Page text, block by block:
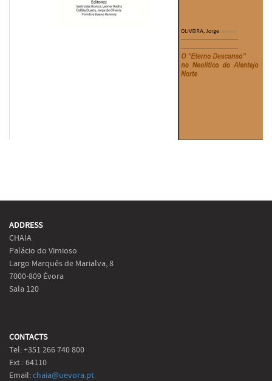
ADDRESS
CHAIA
Palácio do Vimioso
Largo Marquês de Marialva, 8
7000-809 Évora
Sala 120
CONTACTS
Tel: +351 266 740 800
Ext.: 64110
Email:chaia@uevora.pt